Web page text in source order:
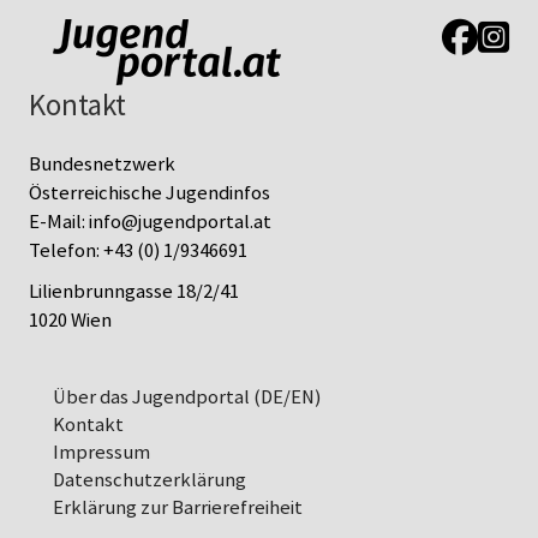
Link zur
Link
Kontakt
Bundesnetzwerk
Österreichische Jugendinfos
E-Mail:info@jugendportal.at
Telefon:+43 (0) 1/9346691
Lilienbrunngasse 18/2/41
1020 Wien
Über das Jugendportal (DE/EN)
Kontakt
Impressum
Datenschutz­erklärung
Erklärung zur Barrierefreiheit